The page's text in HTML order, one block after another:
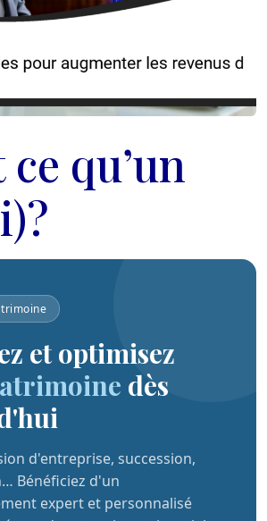
ce qu’un
et optimisez
dès
d'entreprise, succession,
Bénéficiez d'un
expert et personnalisé